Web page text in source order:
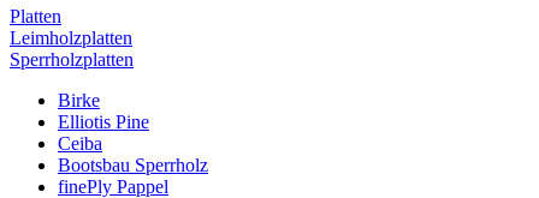
Platten
Leimholzplatten
Sperrholzplatten
Birke
Elliotis Pine
Ceiba
Bootsbau Sperrholz
finePly Pappel